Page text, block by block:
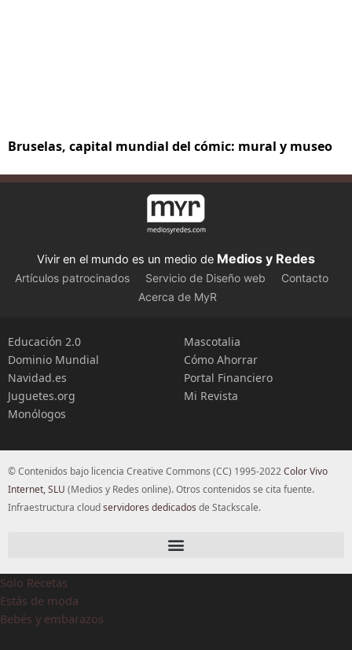
Bruselas, capital mundial del cómic: mural y museo
Vivir en el mundo es un medio de Medios y Redes
Artículos patrocinados Servicio de Diseño web
Contacto
Acerca de MyR
Educación 2.0
Dominio Mundial
Navidad.es
Juguetes.org
Monólogos
Mascotalia
Cómo Ahorrar
Portal Financiero
Mi Revista
© Contenidos bajo licencia Creative Commons (CC) 1995-2022Color Vivo
Internet, SLU (Medios y Redes online). Otros contenidos se cita fuente.
Infraestructura cloudservidores dedicados de Stackscale.
Solo Recetas
Estás de moda
Bebés y embarazos